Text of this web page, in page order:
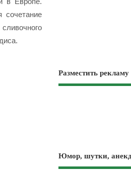
Разместить рекламу
Юмор, шутки,